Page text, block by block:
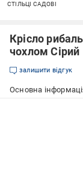
СТІЛЬЦІ САДОВІ
Крісло
чохлом Сірий
залишити відгук
Основна